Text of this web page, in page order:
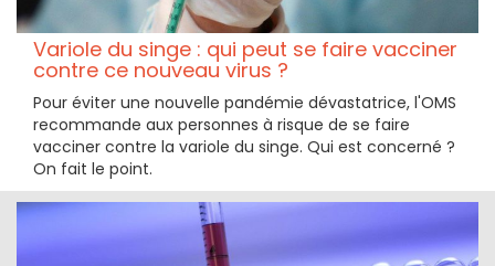
Variole du singe : qui peut se faire vacciner
contre ce nouveau virus ?
Pour éviter une nouvelle pandémie dévastatrice, l'OMS
recommande aux personnes à risque de se faire
vacciner contre la variole du singe. Qui est concerné ?
On fait le point.